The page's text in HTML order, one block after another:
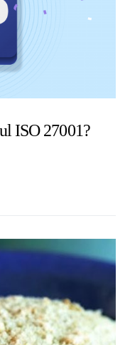
ISO 27001?